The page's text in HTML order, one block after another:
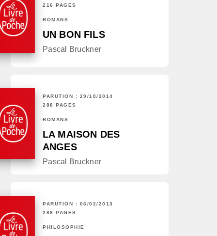
216 PAGES
ROMANS
UN BON FILS
Pascal Bruckner
PARUTION : 29/10/2014
288 PAGES
ROMANS
LA MAISON DES
ANGES
Pascal Bruckner
PARUTION : 06/02/2013
288 PAGES
PHILOSOPHIE